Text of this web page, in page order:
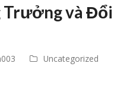
Trưởng và Đổi
Uncategorized